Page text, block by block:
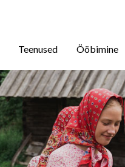
Teenused Ööbimine